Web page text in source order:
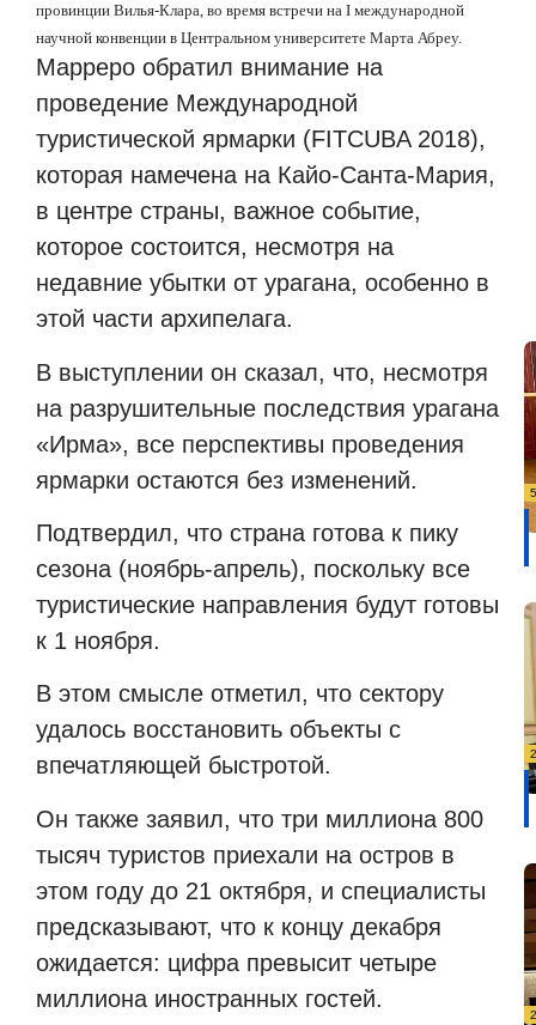
провинции Вилья-Клара, во время встречи на I международной
научной конвенции в Центральном университете Марта Абреу.
Марреро обратил внимание на
проведение Международной
туристической ярмарки (FITCUBA 2018),
которая намечена на Кайо-Санта-Мария,
в центре страны, важное событие,
которое состоится, несмотря на
недавние убытки от урагана, особенно в
этой части архипелага.
В выступлении он сказал, что, несмотря
на разрушительные последствия урагана
«Ирма», все перспективы проведения
ярмарки остаются без изменений.
Подтвердил, что страна готова к пику
сезона (ноябрь-апрель), поскольку все
туристические направления будут готовы
к 1 ноября.
В этом смысле отметил, что сектору
удалось восстановить объекты с
впечатляющей быстротой.
Он также заявил, что три миллиона 800
тысяч туристов приехали на остров в
этом году до 21 октября, и специалисты
предсказывают, что к концу декабря
ожидается: цифра превысит четыре
миллиона иностранных гостей.